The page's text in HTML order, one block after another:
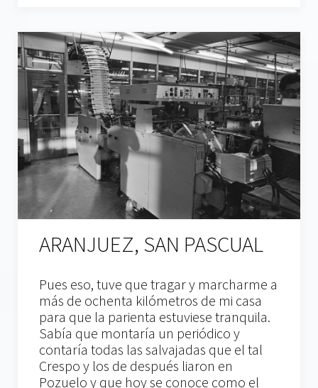
ARANJUEZ, SAN PASCUAL
Pues eso, tuve que tragar y marcharme a
más de ochenta kilómetros de mi casa
para que la parienta estuviese tranquila.
Sabía que montaría un periódico y
contaría todas las salvajadas que el tal
Crespo y los de después liaron en
Pozuelo y que hoy se conoce como el